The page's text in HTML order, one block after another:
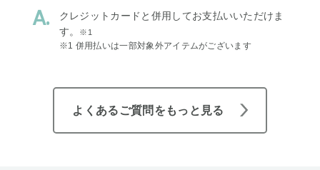
クレジットカードと併用してお支払いいただけま
す。
※1
※1 併用払いは一部対象外アイテムがございます
よくあるご質問をもっと見る